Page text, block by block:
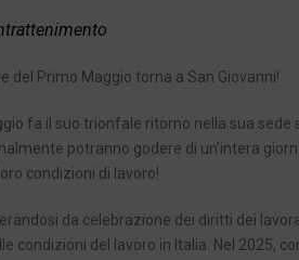
Primo Maggio torna a San Giovanni!
fa il suo trionfale ritorno nella sua sede
potranno godere di un’intera
condizioni di lavoro!
da celebrazione dei diritti dei
condizioni del lavoro in Italia. Nel 2025,